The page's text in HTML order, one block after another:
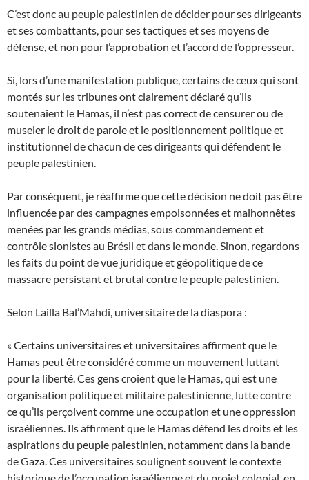
C’est donc au peuple palestinien de décider pour ses dirigeants
et ses combattants, pour ses tactiques et ses moyens de
défense, et non pour l’approbation et l’accord de l’oppresseur.
Si, lors d’une manifestation publique, certains de ceux qui sont
montés sur les tribunes ont clairement déclaré qu’ils
soutenaient le Hamas, il n’est pas correct de censurer ou de
museler le droit de parole et le positionnement politique et
institutionnel de chacun de ces dirigeants qui défendent le
peuple palestinien.
Par conséquent, je réaffirme que cette décision ne doit pas être
influencée par des campagnes empoisonnées et malhonnêtes
menées par les grands médias, sous commandement et
contrôle sionistes au Brésil et dans le monde. Sinon, regardons
les faits du point de vue juridique et géopolitique de ce
massacre persistant et brutal contre le peuple palestinien.
Selon Lailla Bal’Mahdi, universitaire de la diaspora :
« Certains universitaires et universitaires affirment que le
Hamas peut être considéré comme un mouvement luttant
pour la liberté. Ces gens croient que le Hamas, qui est une
organisation politique et militaire palestinienne, lutte contre
ce qu’ils perçoivent comme une occupation et une oppression
israéliennes. Ils affirment que le Hamas défend les droits et les
aspirations du peuple palestinien, notamment dans la bande
de Gaza. Ces universitaires soulignent souvent le contexte